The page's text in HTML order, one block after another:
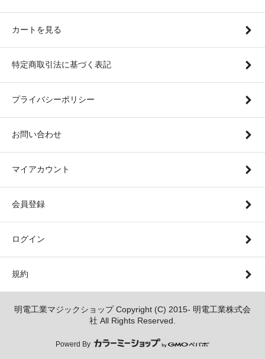
カートを見る
特定商取引法に基づく表記
プライバシーポリシー
お問い合わせ
マイアカウント
会員登録
ログイン
規約
明電工業マジックショップ Copyright (C) 2015- 明電工業株式会
社 All Rights Reserved.
Powerd By